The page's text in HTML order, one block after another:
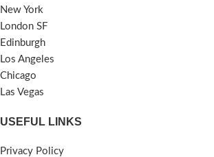
New York
London SF
Edinburgh
Los Angeles
Chicago
Las Vegas
USEFUL LINKS
Privacy Policy